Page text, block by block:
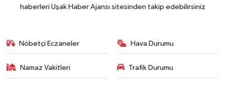
haberleri Uşak Haber Ajansı sitesinden takip edebilirsiniz
Nöbetçi Eczaneler Hava Durumu
Namaz Vakitleri Trafik Durumu